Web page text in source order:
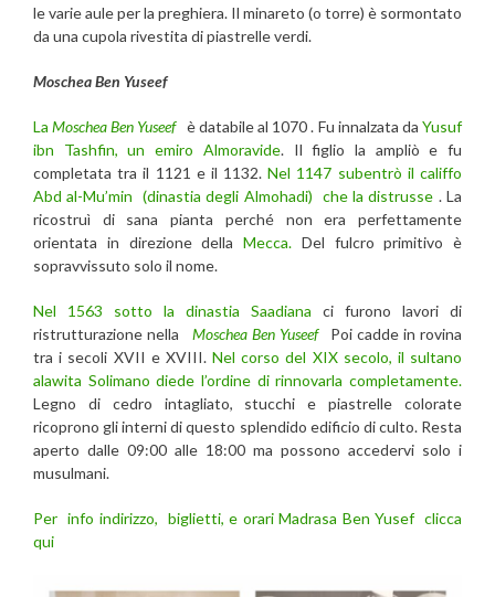
le varie aule per la preghiera. Il minareto (o torre) è sormontato
da una cupola rivestita di piastrelle verdi.
Moschea Ben Yuseef
LaMoschea Ben Yuseef è databile al 1070 . Fu innalzata daYusuf
ibn Tashfin, un emiro Almoravide. Il figlio la ampliò e fu
completata tra il 1121 e il 1132.Nel 1147 subentrò il califfo
Abd al-Mu’min (dinastia degli Almohadi) che la distrusse . La
ricostruì di sana pianta perché non era perfettamente
orientata in direzione della Mecca. Del fulcro primitivo è
sopravvissuto solo il nome.
Nel 1563 sotto la dinastia Saadiana ci furono lavori di
ristrutturazione nella
Moschea Ben Yuseef
Poi cadde in rovina
tra i secoli XVII e XVIII.Nel corso del XIX secolo, il sultano
alawita Solimano diede l’ordine di rinnovarla completamente.
Legno di cedro intagliato, stucchi e piastrelle colorate
ricoprono gli interni di questo splendido edificio di culto. Resta
aperto dalle 09:00 alle 18:00 ma possono accedervi solo i
musulmani.
Per info indirizzo, biglietti, e orari Madrasa Ben Yusef clicca
qui